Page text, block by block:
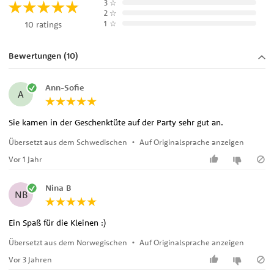
10 ratings
3 ☆
2 ☆
1 ☆
Bewertungen (10)
A
Ann-Sofie
Sie kamen in der Geschenktüte auf der Party sehr gut an.
Übersetzt aus dem Schwedischen • Auf Originalsprache anzeigen
Vor 1 Jahr
NB
Nina B
Ein Spaß für die Kleinen :)
Übersetzt aus dem Norwegischen • Auf Originalsprache anzeigen
Vor 3 Jahren